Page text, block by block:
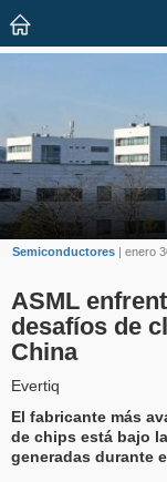
Semiconductores | enero
ASML
desafíos de
China
Evertiq
El fabricante más
de chips está bajo
generadas durante